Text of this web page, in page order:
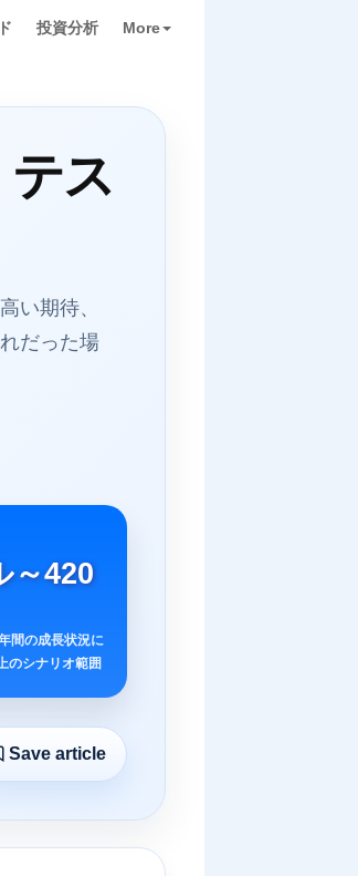
投資分析 More
ス
い期待、
だった場
～420
間の成長状況に
のシナリオ範囲
Save article